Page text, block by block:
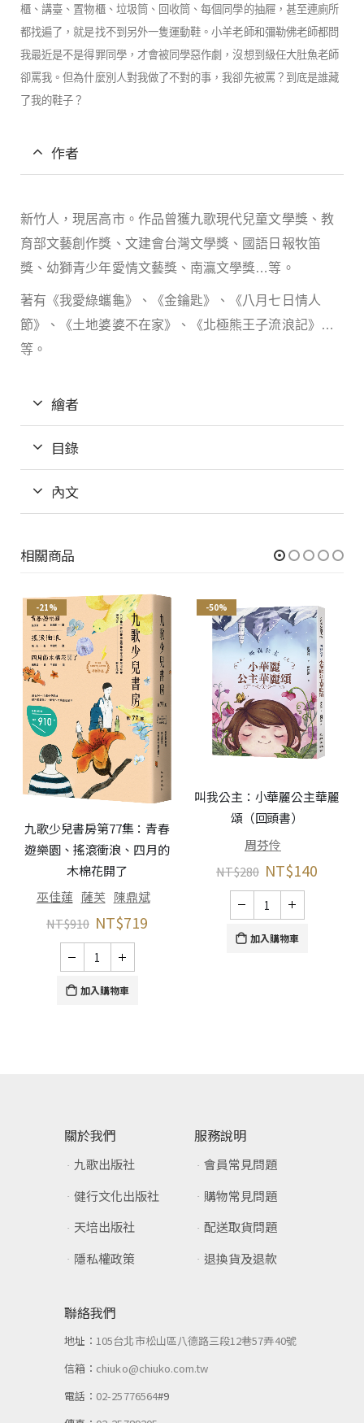
櫃、講臺、置物櫃、垃圾筒、回收筒、每個同學的抽屜，甚至連廁所
都找遍了，就是找不到另外一隻運動鞋。小羊老師和彌勒佛老師都問
我最近是不是得罪同學，才會被同學惡作劇，沒想到級任大肚魚老師
卻罵我。但為什麼別人對我做了不對的事，我卻先被罵？到底是誰藏
了我的鞋子？
作者
新竹人，現居高市。作品曾獲九歌現代兒童文學獎、教
育部文藝創作獎、文建會台灣文學獎、國語日報牧笛
獎、幼獅青少年愛情文藝獎、南瀛文學獎…等。
著有《我愛綠蠵龜》、《金鑰匙》、《八月七日情人
節》、《土地婆婆不在家》、《北極熊王子流浪記》…
等。
繪者
目錄
內文
相關商品
-21%
九歌少兒書房第77集：青春
遊樂園、搖滾衝浪、四月的
木棉花開了
巫佳蓮 薩芙 陳鼎斌
NT$910 NT$719
加入購物車
-50%
叫我公主：小華麗公主華麗
頌（回頭書）
周芬伶
NT$280 NT$140
加入購物車
關於我們
九歌出版社
健行文化出版社
天培出版社
隱私權政策
服務說明
會員常見問題
購物常見問題
配送取貨問題
退換貨及退款
聯絡我們
地址：105台北市松山區八德路三段12巷57弄40號
信箱： chiuko@chiuko.com.tw
電話： 02-25776564#9